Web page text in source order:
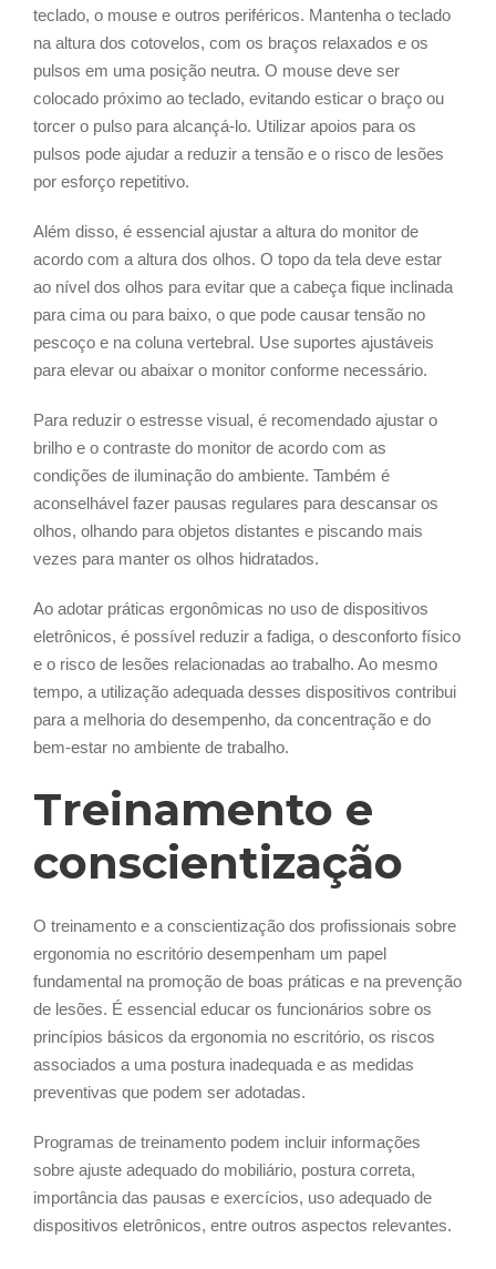
teclado, o mouse e outros periféricos. Mantenha o teclado
na altura dos cotovelos, com os braços relaxados e os
pulsos em uma posição neutra. O mouse deve ser
colocado próximo ao teclado, evitando esticar o braço ou
torcer o pulso para alcançá-lo. Utilizar apoios para os
pulsos pode ajudar a reduzir a tensão e o risco de lesões
por esforço repetitivo.
Além disso, é essencial ajustar a altura do monitor de
acordo com a altura dos olhos. O topo da tela deve estar
ao nível dos olhos para evitar que a cabeça fique inclinada
para cima ou para baixo, o que pode causar tensão no
pescoço e na coluna vertebral. Use suportes ajustáveis
para elevar ou abaixar o monitor conforme necessário.
Para reduzir o estresse visual, é recomendado ajustar o
brilho e o contraste do monitor de acordo com as
condições de iluminação do ambiente. Também é
aconselhável fazer pausas regulares para descansar os
olhos, olhando para objetos distantes e piscando mais
vezes para manter os olhos hidratados.
Ao adotar práticas ergonômicas no uso de dispositivos
eletrônicos, é possível reduzir a fadiga, o desconforto físico
e o risco de lesões relacionadas ao trabalho. Ao mesmo
tempo, a utilização adequada desses dispositivos contribui
para a melhoria do desempenho, da concentração e do
bem-estar no ambiente de trabalho.
Treinamento e
conscientização
O treinamento e a conscientização dos profissionais sobre
ergonomia no escritório desempenham um papel
fundamental na promoção de boas práticas e na prevenção
de lesões. É essencial educar os funcionários sobre os
princípios básicos da ergonomia no escritório, os riscos
associados a uma postura inadequada e as medidas
preventivas que podem ser adotadas.
Programas de treinamento podem incluir informações
sobre ajuste adequado do mobiliário, postura correta,
importância das pausas e exercícios, uso adequado de
dispositivos eletrônicos, entre outros aspectos relevantes.